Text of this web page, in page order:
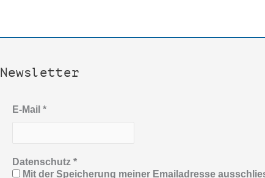
Newsletter
E-Mail *
Datenschutz *
Mit der Speicherung meiner Emailadresse